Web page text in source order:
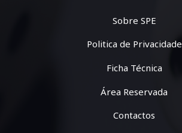
Sobre SPE
Politica de Privacidade
Ficha Técnica
Área Reservada
Contactos